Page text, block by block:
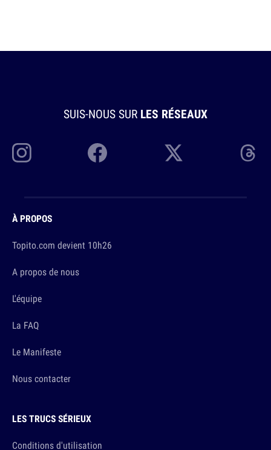
SUIS-NOUS SUR LES RÉSEAUX
À PROPOS
Topito.com devient 10h26
A propos de nous
L'équipe
La FAQ
Le Manifeste
Nous contacter
LES TRUCS SÉRIEUX
Conditions d'utilisation